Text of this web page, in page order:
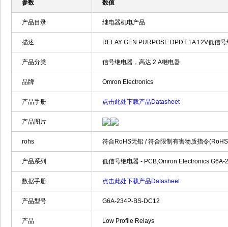
参数 数值
产品目录 继电器机电产品
描述 RELAY GEN PURPOSE DPDT 1A 12V低信
产品分类 信号继电器，高达 2 A继电器
品牌 Omron Electronics
产品手册 点击此处下载产品Datasheet
产品图片
rohs 符合RoHS无铅 / 符合限制有害物质指令
产品系列 低信号继电器 - PCB,Omron Electronics G6A-
数据手册 点击此处下载产品Datasheet
产品型号 G6A-234P-BS-DC12
产品 Low Profile Relays